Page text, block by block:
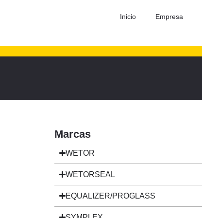
Inicio Empresa
Marcas
WETOR
WETORSEAL
EQUALIZER/PROGLASS